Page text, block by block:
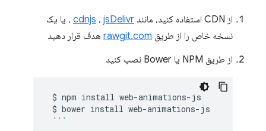
از CDN استفاده کنید، مانند cdnjs ، jsDelivr
، یا یک
نسخه خاص را از طریق rawgit.com هدف قرار دهید
از طریق NPM یا Bower نصب کنید
$ npm install
$ bower install
```